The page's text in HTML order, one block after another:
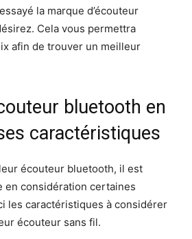
la marque d’écouteur
Cela vous permettra
afin de trouver un meilleur
bluetooth en
caractéristiques
écouteur bluetooth, il est
en considération certaines
les caractéristiques à considérer
écouteur sans fil.